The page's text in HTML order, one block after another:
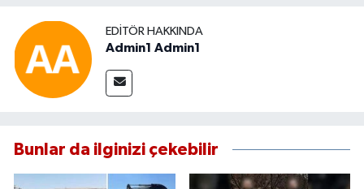
EDITÖR HAKKINDA
Admin1 Admin1
Bunlar da ilginizi çekebilir